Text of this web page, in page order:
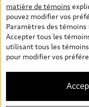
d’occasion, les prix
réels). Sur les pages de
véhicules, les modèles
avec des
modèles canadiens.
l’exactitude de ces
et la disponibilité peut
concessionnaire pour
actuelles de chaque
commerce d’Audi AG
matière de témoins
pouvez modifier vos
Paramètres des témoins
Accepter tous les
utilisant tous les
pour modifier vos